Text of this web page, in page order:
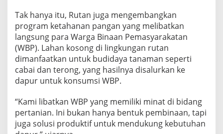
b
e
r
a
t
a
s
a
N
a
r
k
Tak hanya itu, Rutan juga mengembangkan
program ketahanan pangan yang melibatkan
langsung para Warga Binaan Pemasyarakatan
(WBP). Lahan kosong di lingkungan rutan
dimanfaatkan untuk budidaya tanaman seperti
cabai dan terong, yang hasilnya disalurkan ke
dapur untuk konsumsi WBP.
“Kami libatkan WBP yang memiliki minat di bidang
pertanian. Ini bukan hanya bentuk pembinaan, tapi
juga solusi produktif untuk mendukung kebutuhan